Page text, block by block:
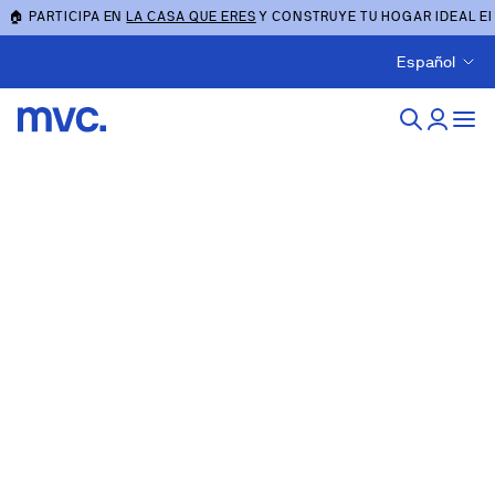
🏠 PARTICIPA ENLA CASA QUE ERES Y CONSTRUYE TU HOGAR IDEAL
Español